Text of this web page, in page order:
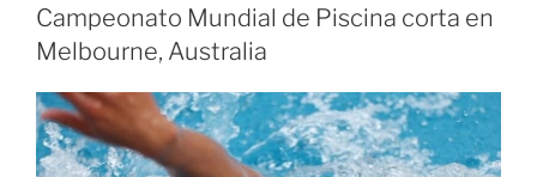
Campeonato Mundial de Piscina corta en
Melbourne, Australia